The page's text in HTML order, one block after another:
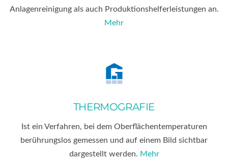
Anlagenreinigung als auch Produktionshelferleistungen an.
Mehr
THERMOGRAFIE
Ist ein Verfahren, bei dem Oberflächentemperaturen
berührungslos gemessen und auf einem Bild sichtbar
dargestellt werden. Mehr